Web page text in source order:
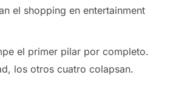
el shopping en entertainment
el primer pilar por completo.
los otros cuatro colapsan.